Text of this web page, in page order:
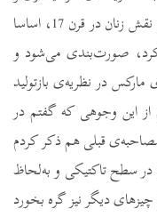
یا بحث‌های امثال سیلویا فدریچی که چگونه نقش زنان در قرن 17، اساسا
صورت‌بندی می‌شود و
در نظریه‌ی بازتولید
از این وجوهی که گفتم در
قبلی هم ذکر کردم
در سطح تاکتیکی و به‌لحاظ
دیگر نیز گره بخورد